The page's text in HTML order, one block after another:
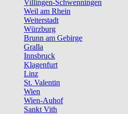
Villingen-Schwenningen
Weil am Rhein
Weiterstadt
Würzburg
Brunn am Gebirge
Gralla
Innsbruck
Klagenfurt
Linz
St. Valentin
Wien
Wien-Auhof
Sankt Vith